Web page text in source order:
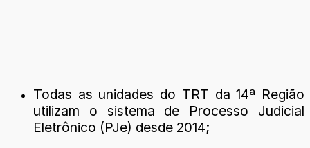
Todas as unidades do TRT da 14ª Região
utilizam o sistema de Processo Judicial
Eletrônico (PJe) desde 2014;